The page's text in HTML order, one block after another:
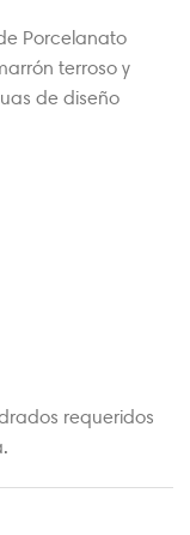
Porcelanato
terroso y
de diseño
requeridos